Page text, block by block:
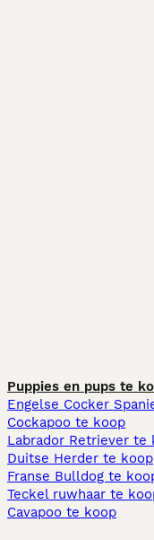
Puppies en pups te
Engelse Cocker
Cockapoo te koop
Labrador Retriever te
Duitse Herder te koop
Franse Bulldog te
Teckel ruwhaar te
Cavapoo te koop